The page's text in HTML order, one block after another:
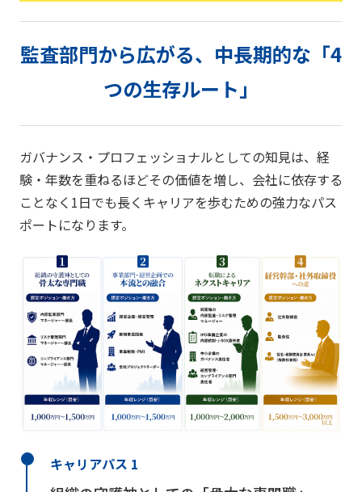
監査部門から広がる、中長期的な「4
つの生存ルート」
ガバナンス・プロフェッショナルとしての知見は、経
験・年数を重ねるほどその価値を増し、会社に依存する
ことなく1日でも長くキャリアを歩むための強力なパス
ポートになります。
キャリアパス 1